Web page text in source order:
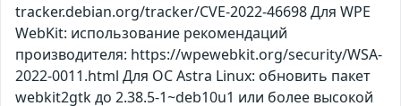
tracker.debian.org/tracker/CVE-2022-46698 Для WPE
WebKit: использование рекомендаций
производителя: https://wpewebkit.org/security/WSA-
2022-0011.html Для ОС Astra Linux: обновить пакет
webkit2gtk до 2.38.5-1~deb10u1 или более высокой